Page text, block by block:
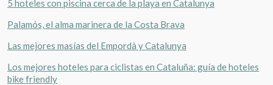
5 hoteles con piscina cerca de la playa en Catalunya
Palamós, el alma marinera de la Costa Brava
Las mejores masías del Empordà y Catalunya
Los mejores hoteles para ciclistas en Cataluña: guía de hoteles
bike friendly